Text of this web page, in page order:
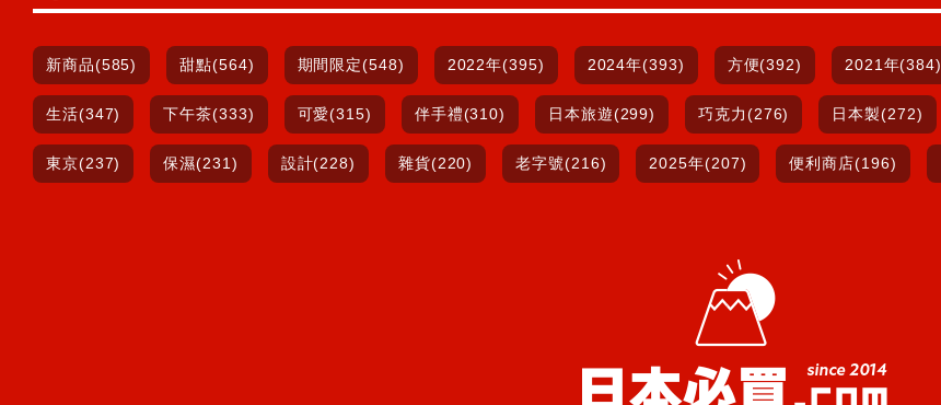
新商品(585) 甜點(564) 期間限定(548) 2022年(395) 2024年(393) 方便(392) 2021年(384)
生活(347) 下午茶(333) 可愛(315) 伴手禮(310) 日本旅遊(299) 巧克力(276) 日本製(272)
東京(237) 保濕(231) 設計(228) 雜貨(220) 老字號(216) 2025年(207) 便利商店(196)